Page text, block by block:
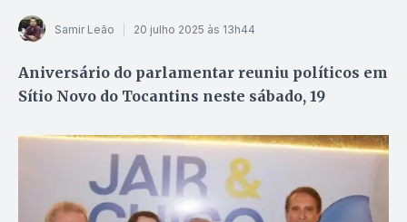
Samir Leão 20 julho 2025 às 13h44
Aniversário do parlamentar reuniu políticos em
Sítio Novo do Tocantins neste sábado, 19